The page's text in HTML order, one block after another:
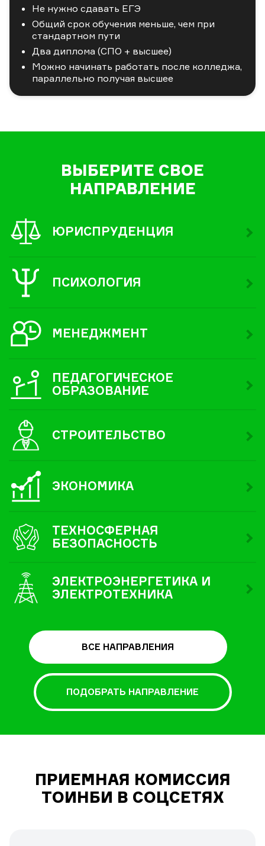
Не нужно сдавать ЕГЭ
Общий срок обучения меньше, чем при
стандартном пути
Два диплома (СПО + высшее)
Можно начинать работать после колледжа,
параллельно получая высшее
ВЫБЕРИТЕ СВОЕ
НАПРАВЛЕНИЕ
ЮРИСПРУДЕНЦИЯ
ПСИХОЛОГИЯ
МЕНЕДЖМЕНТ
ПЕДАГОГИЧЕСКОЕ
ОБРАЗОВАНИЕ
СТРОИТЕЛЬСТВО
ЭКОНОМИКА
ТЕХНОСФЕРНАЯ
БЕЗОПАСНОСТЬ
ЭЛЕКТРОЭНЕРГЕТИКА И
ЭЛЕКТРОТЕХНИКА
ВСЕ НАПРАВЛЕНИЯ
ПОДОБРАТЬ НАПРАВЛЕНИЕ
ПРИЕМНАЯ КОМИССИЯ
ТОИНБИ В СОЦСЕТЯХ